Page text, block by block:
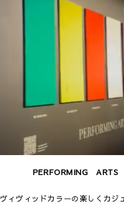
PERFORMING ARTS
ヴィヴィッドカラーの楽しくカジ